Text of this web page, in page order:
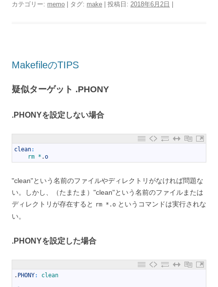
カテゴリー: memo | タグ: make | 投稿日: 2018年6月2日
MakefileのTIPS
疑似ターゲット .PHONY
.PHONYを設定しない場合
clean:
rm * .o
"clean"という名前のファイルやディレクトリがなければ問題な
い。しかし、（たまたま）"clean"という名前のファイルまたは
ディレクトリが存在すると
rm *.o というコマンドは実行されな
い。
.PHONYを設定した場合
. PHONY: clean